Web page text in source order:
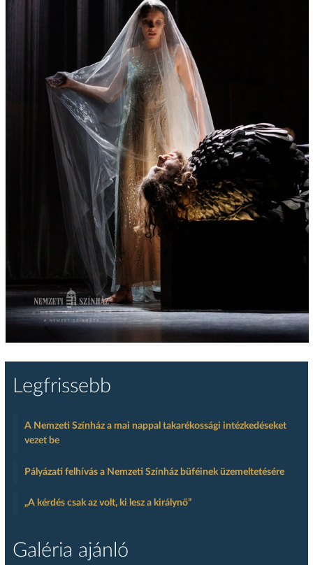
Legfrissebb
A Nemzeti Színház a mai nappal takarékossági intézkedéseket
vezet be
Pályázati felhívás a Nemzeti Színház büféinek üzemeltetésére
„A kérdés csak az volt, ki lesz a királynő”
Galéria ajánló